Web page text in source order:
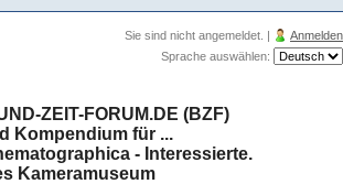
Sie sind nicht angemeldet. |
Anmelden
Sprache auswählen:
ZEIT-FORUM.DE (BZF)
Kompendium für ...
- Interessierte.
Kameramuseum